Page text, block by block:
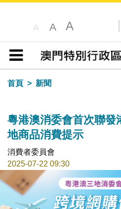
A A A
目錄
首頁
新聞
粵港澳消委會首次聯發
地商品消費提示
消費者委員會
2025-07-22 09:30